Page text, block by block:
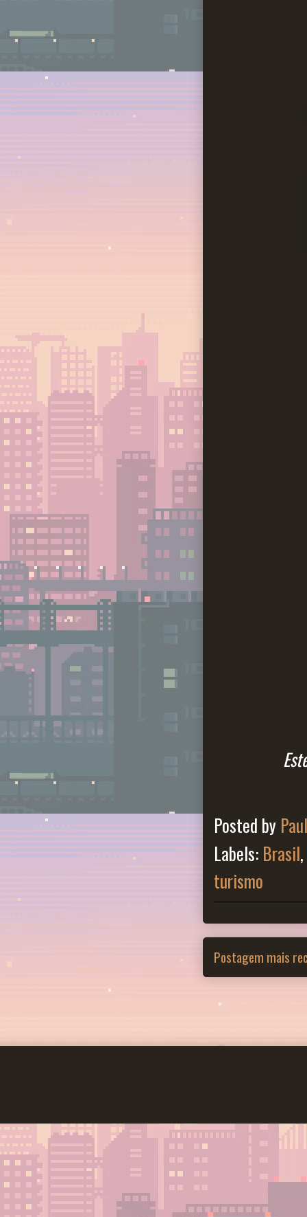
Posted by
Labels: Brasil,
turismo
Postagem mais